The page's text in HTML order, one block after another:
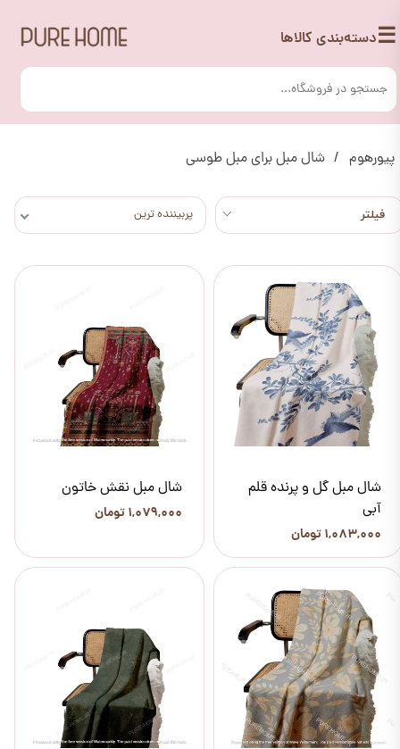
☰دسته‌بندی کالاها
پیورهوم شال مبل برای مبل طوسی
پربیننده ترین
شال مبل گل و پرنده قلم
آبی
۱,۰۸۳,۰۰۰ تومان
شال مبل نقش خاتون
۱,۰۷۹,۰۰۰ تومان